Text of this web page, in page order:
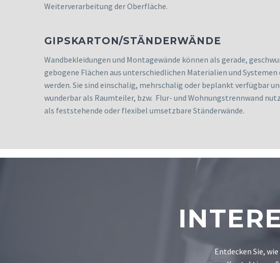
Weiterverarbeitung der Oberfläche.
GIPSKARTON/STÄNDERWÄNDE
Wandbekleidungen und Montagewände können als gerade,
gebogene Flächen aus unterschiedlichen Materialien und
werden. Sie sind einschalig, mehrschalig oder beplankt verfügbar
wunderbar als Raumteiler, bzw. Flur- und Wohnungstrennwand
als feststehende oder flexibel umsetzbare Ständerwände.
Entdecken Sie,